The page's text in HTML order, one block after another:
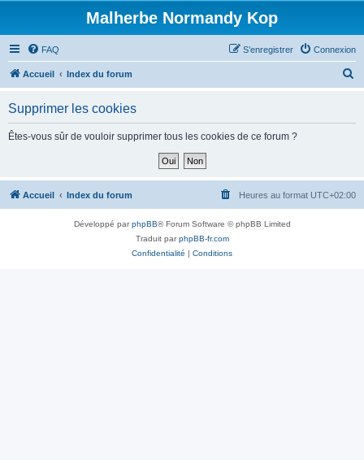
Malherbe Normandy Kop
FAQ Connexion
S’enregistrer
Accueil Index du forum
h
Supprimer les cookies
Êtes-vous sûr de vouloir supprimer tous les cookies de ce forum ?
Accueil Index du forum Heures au format UTC+02:00
Développé parphpBB® Forum Software © phpBB Limited
Traduit parphpBB-fr.com
Confidentialité | Conditions